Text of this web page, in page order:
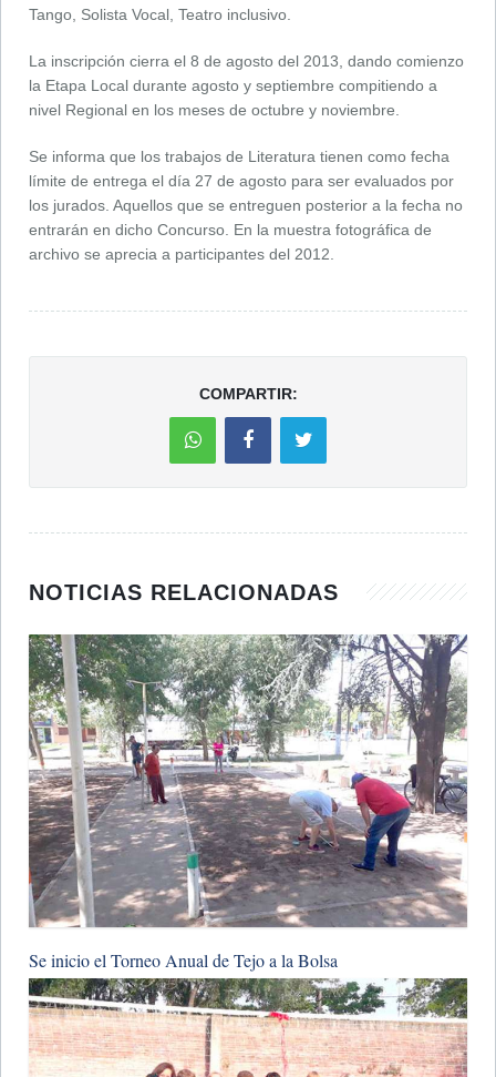
Tango, Solista Vocal, Teatro inclusivo.
La inscripción cierra el 8 de agosto del 2013, dando comienzo
la Etapa Local durante agosto y septiembre compitiendo a
nivel Regional en los meses de octubre y noviembre.
Se informa que los trabajos de Literatura tienen como fecha
límite de entrega el día 27 de agosto para ser evaluados por
los jurados. Aquellos que se entreguen posterior a la fecha no
entrarán en dicho Concurso. En la muestra fotográfica de
archivo se aprecia a participantes del 2012.
COMPARTIR:
NOTICIAS RELACIONADAS
Se inicio el Torneo Anual de Tejo a la Bolsa